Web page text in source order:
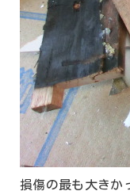
損傷の最も大きか